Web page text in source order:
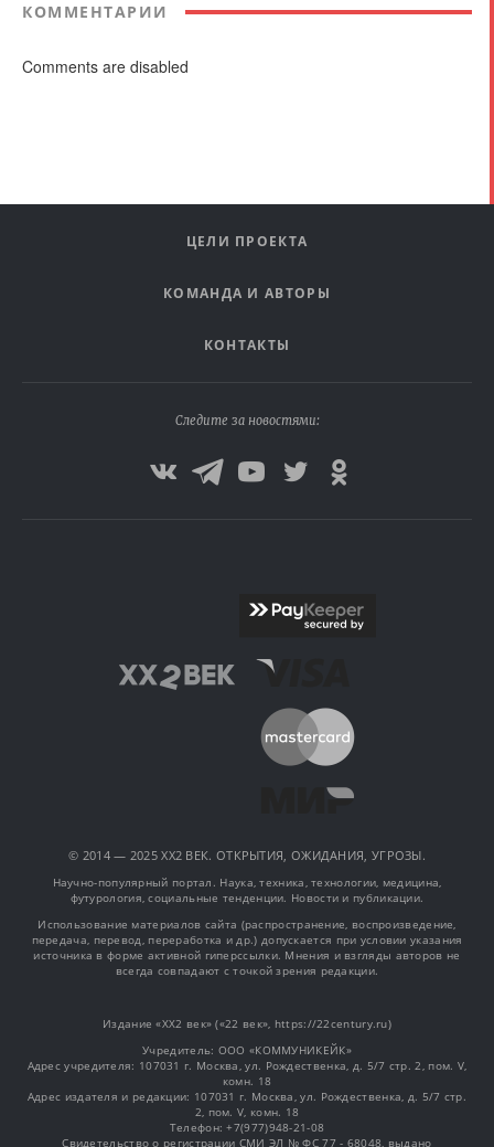
КОММЕНТАРИИ
Comments are disabled
ЦЕЛИ ПРОЕКТА
КОМАНДА И АВТОРЫ
КОНТАКТЫ
Следите за новостями:
© 2014 — 2025 XX2 ВЕК. ОТКРЫТИЯ, ОЖИДАНИЯ, УГРОЗЫ.
Научно-популярный портал. Наука, техника, технологии, медицина,
футурология, социальные тенденции. Новости и публикации.
Использование материалов сайта (распространение, воспроизведение,
передача, перевод, переработка и др.) допускается при условии указания
источника в форме активной гиперссылки. Мнения и взгляды авторов не
всегда совпадают с точкой зрения редакции.
Издание «XX2 век» («22 век», https://22century.ru)
Учредитель: OOO «КОММУНИКЕЙК»
Адрес учредителя: 107031 г. Москва, ул. Рождественка, д. 5/7 стр. 2, пом. V,
комн. 18
Адрес издателя и редакции: 107031 г. Москва, ул. Рождественка, д. 5/7 стр.
2, пом. V, комн. 18
Телефон: +7(977)948-21-08
Свидетельство о регистрации СМИ ЭЛ № ФС 77 - 68048, выдано